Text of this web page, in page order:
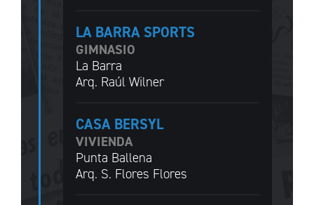
LA BARRA SPORTS
GIMNASIO
La Barra
Arq. Raúl Wilner
CASA BERSYL
VIVIENDA
Punta Ballena
Arq. S. Flores Flores